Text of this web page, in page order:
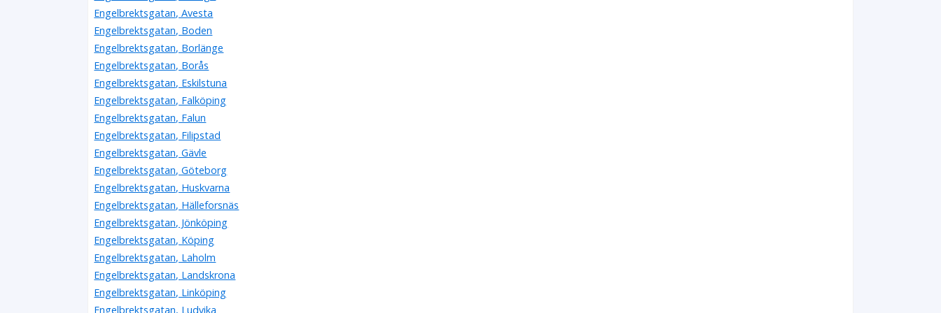
0504-43612
Engelbrektsgatan 14, 11432 Stockholm
Dr Edsander-Nord Medical AB
Åsa Ina Stephanie Edsander Nord
08-242643
Engelbrektsgatan 14, 11432 Stockholm
Nibie AB
Johnson Chung Kit Ho
Engelbrektsgatan 14, 11432 Stockholm
Troac AB
Claes Bleckert Trozelli
Engelbrektsgatan 14, 11432 Stockholm
ETN Productions - Angela Adegren
Angela Adegren
Engelbrektsgatan 14 Lgh 1101, 11432 Stockholm
Nord Biomedical
Carl Magnus Nord
Engelbrektsgatan, Avesta
Engelbrektsgatan, Boden
Engelbrektsgatan, Borlänge
Engelbrektsgatan, Borås
Engelbrektsgatan, Eskilstuna
Engelbrektsgatan, Falköping
Engelbrektsgatan, Falun
Engelbrektsgatan, Filipstad
Engelbrektsgatan, Gävle
Engelbrektsgatan, Göteborg
Engelbrektsgatan, Huskvarna
Engelbrektsgatan, Hälleforsnäs
Engelbrektsgatan, Jönköping
Engelbrektsgatan, Köping
Engelbrektsgatan, Laholm
Engelbrektsgatan, Landskrona
Engelbrektsgatan, Linköping
Engelbrektsgatan, Ludvika